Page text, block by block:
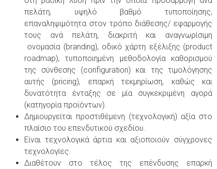
πελάτη, υψηλό βαθμό τυποποίησης,
επαναληψιμότητα στον τρόπο διάθεσης/ εφαρμογής
τους ανά πελάτη, διακριτή και αναγνωρίσιμη
ονομασία (branding), οδικό χάρτη εξέλιξης (product
roadmap), τυποποιημένη μεθοδολογία καθορισμού
της σύνθεσης (configuration) και της τιμολόγησης
αυτής (pricing), επαρκή τεκμηρίωση, καθώς και
δυνατότητα ένταξης σε μία συγκεκριμένη αγορά
(κατηγορία προϊόντων).
Δημιουργείται προστιθέμενη (τεχνολογική) αξία στο
πλαίσιο του επενδυτικού σχεδίου.
Είναι τεχνολογικά άρτια και αξιοποιούν σύγχρονες
τεχνολογίες.
Διαθέτουν στο τέλος της επένδυσης επαρκή